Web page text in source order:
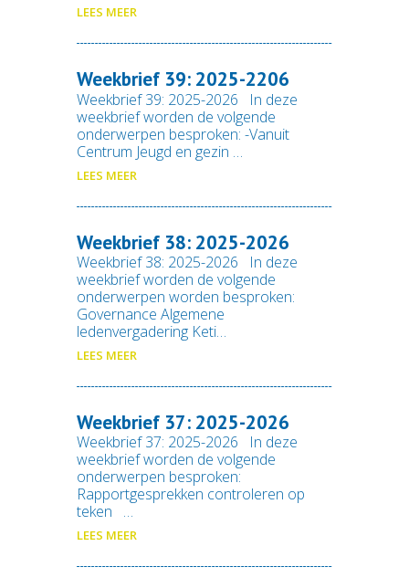
LEES MEER
Weekbrief 39: 2025-2206
Weekbrief 39: 2025-2026 In deze
weekbrief worden de volgende
onderwerpen besproken: -Vanuit
Centrum Jeugd en gezin …
LEES MEER
Weekbrief 38: 2025-2026
Weekbrief 38: 2025-2026 In deze
weekbrief worden de volgende
onderwerpen worden besproken:
Governance Algemene
ledenvergadering Keti…
LEES MEER
Weekbrief 37: 2025-2026
Weekbrief 37: 2025-2026 In deze
weekbrief worden de volgende
onderwerpen besproken:
Rapportgesprekken controleren op
teken …
LEES MEER